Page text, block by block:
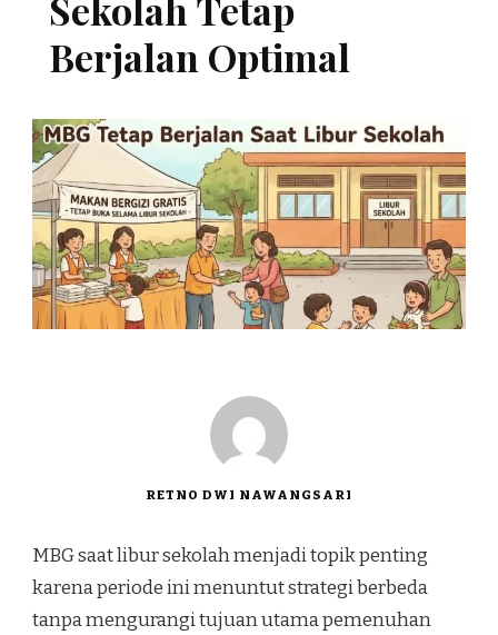
Berjalan Optimal
RETNO DWI NAWANGSARI
MBG saat libur sekolah menjadi topik penting
karena periode ini menuntut strategi berbeda
tanpa mengurangi tujuan utama pemenuhan